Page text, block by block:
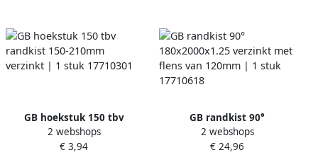
GB hoekstuk 150 tbv
randkist 150-210mm
verzinkt | 1 stuk 17710301
2 webshops
€ 3,94
GB randkist 90°
180x2000x1.25 verzinkt met
flens van 120mm | 1 stuk
2 webshops
€ 24,96